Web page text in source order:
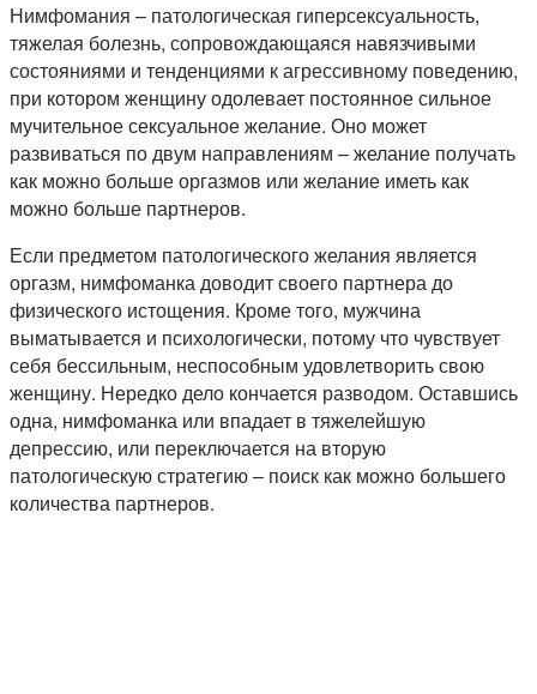
Нимфомания – патологическая гиперсексуальность,
тяжелая болезнь, сопровождающаяся навязчивыми
состояниями и тенденциями к агрессивному поведению,
при котором женщину одолевает постоянное сильное
мучительное сексуальное желание. Оно может
развиваться по двум направлениям – желание получать
как можно больше оргазмов или желание иметь как
можно больше партнеров.
Если предметом патологического желания является
оргазм, нимфоманка доводит своего партнера до
физического истощения. Кроме того, мужчина
выматывается и психологически, потому что чувствует
себя бессильным, неспособным удовлетворить свою
женщину. Нередко дело кончается разводом. Оставшись
одна, нимфоманка или впадает в тяжелейшую
депрессию, или переключается на вторую
патологическую стратегию – поиск как можно большего
количества партнеров.